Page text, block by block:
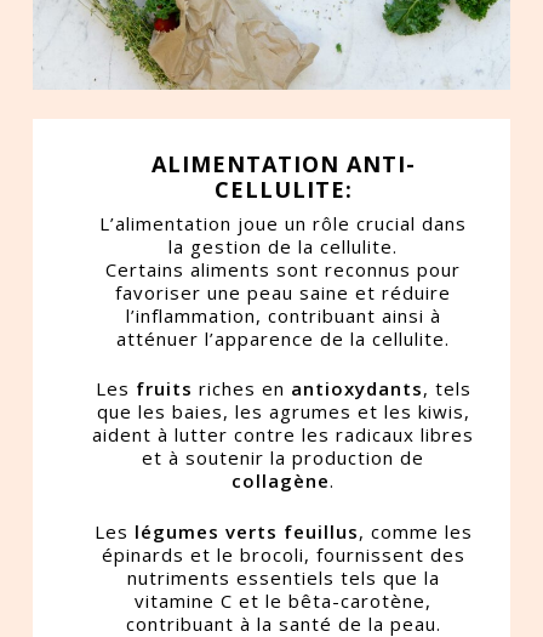
ALIMENTATION ANTI-
CELLULITE:
L’alimentation joue un rôle crucial dans
la gestion de la cellulite.
Certains aliments sont reconnus pour
favoriser une peau saine et réduire
l’inflammation, contribuant ainsi à
atténuer l’apparence de la cellulite.
Les fruits riches en antioxydants, tels
que les baies, les agrumes et les kiwis,
aident à lutter contre les radicaux libres
et à soutenir la production de
collagène.
Les légumes verts feuillus, comme les
épinards et le brocoli, fournissent des
nutriments essentiels tels que la
vitamine C et le bêta-carotène,
contribuant à la santé de la peau.